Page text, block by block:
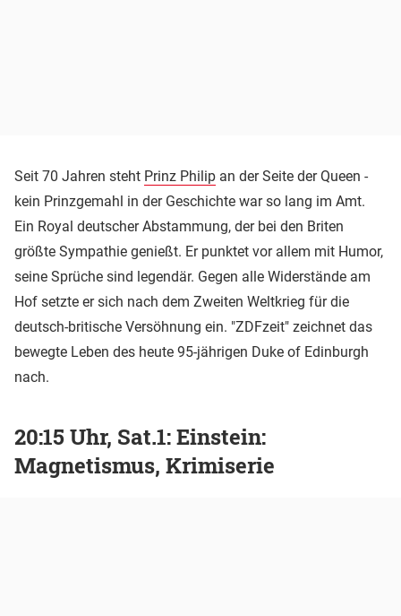
Seit 70 Jahren steht Prinz Philip an der Seite der Queen -
kein Prinzgemahl in der Geschichte war so lang im Amt.
Ein Royal deutscher Abstammung, der bei den Briten
größte Sympathie genießt. Er punktet vor allem mit Humor,
seine Sprüche sind legendär. Gegen alle Widerstände am
Hof setzte er sich nach dem Zweiten Weltkrieg für die
deutsch-britische Versöhnung ein. "ZDFzeit" zeichnet das
bewegte Leben des heute 95-jährigen Duke of Edinburgh
nach.
20:15 Uhr, Sat.1: Einstein:
Magnetismus, Krimiserie